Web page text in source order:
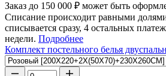
Заказ до 150 000 ₽ может быть
Списание происходит равными
списывается сразу, 4 остальных
недели. Подробнее
Комплект постельного белья